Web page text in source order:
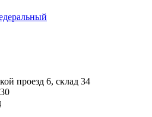
проезд 6, склад 34